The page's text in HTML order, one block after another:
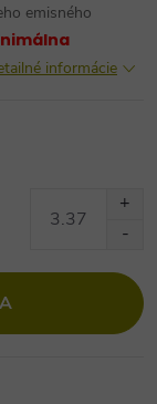
emisného
informácie